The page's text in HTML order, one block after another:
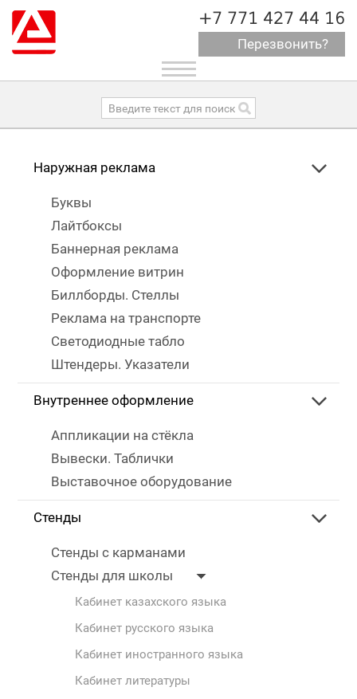
+7 771 427 44 16
Перезвонить?
Toggle
navigation
Наружная реклама
Буквы
Лайтбоксы
Баннерная реклама
Оформление витрин
Биллборды. Стеллы
Реклама на транспорте
Светодиодные табло
Штендеры. Указатели
Внутреннее оформление
Аппликации на стёкла
Вывески. Таблички
Выставочное оборудование
Стенды
Стенды с карманами
Стенды для школы
Кабинет казахского языка
Кабинет русского языка
Кабинет иностранного языка
Кабинет литературы